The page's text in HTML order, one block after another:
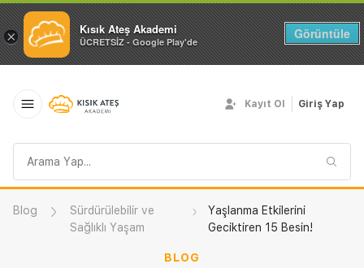
× Kısık Ateş Akademi
ÜCRETSİZ - Google Play'de
Görüntüle
sorgusu
Kayıt Ol Giriş Yap
Blog
Sürdürülebilir ve
Sağlıklı Yaşam
Yaşlanma Etkilerini
Geciktiren 15 Besin!
BLOG